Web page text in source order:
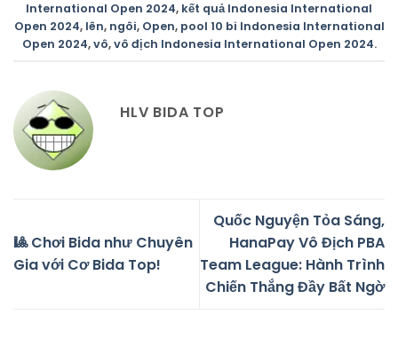
International Open 2024, kết quả Indonesia International
Open 2024, lên, ngôi, Open, pool 10 bi Indonesia International
Open 2024,vô,vô địch Indonesia International Open 2024.
HLV BIDA TOP
🎱 Chơi Bida như Chuyên
Gia với Cơ Bida Top!
Quốc Nguyện Tỏa Sáng,
HanaPay Vô Địch PBA
Team League: Hành Trình
Chiến Thắng Đầy Bất Ngờ